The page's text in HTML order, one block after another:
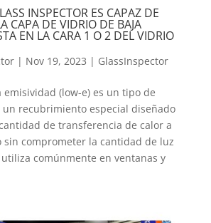
INSPECTOR ES CAPAZ DE
CAPA DE VIDRIO DE BAJA
EN LA CARA 1 O 2 DEL VIDRIO
| Nov 19, 2023 | GlassInspector
emisividad (low-e) es un tipo de
recubrimiento especial diseñado
de transferencia de calor a
sin comprometer la cantidad de luz
comúnmente en ventanas y